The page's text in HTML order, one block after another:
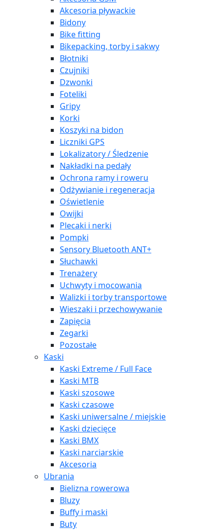
Akcesoria pływackie
Bidony
Bike fitting
Bikepacking, torby i sakwy
Błotniki
Czujniki
Dzwonki
Foteliki
Gripy
Korki
Koszyki na bidon
Liczniki GPS
Lokalizatory / Śledzenie
Nakładki na pedały
Ochrona ramy i roweru
Odżywianie i regeneracja
Oświetlenie
Owijki
Plecaki i nerki
Pompki
Sensory Bluetooth ANT+
Słuchawki
Trenażery
Uchwyty i mocowania
Walizki i torby transportowe
Wieszaki i przechowywanie
Zapięcia
Zegarki
Pozostałe
Kaski
Kaski Extreme / Full Face
Kaski MTB
Kaski szosowe
Kaski czasowe
Kaski uniwersalne / miejskie
Kaski dziecięce
Kaski BMX
Kaski narciarskie
Akcesoria
Ubrania
Bielizna rowerowa
Bluzy
Buffy i maski
Buty